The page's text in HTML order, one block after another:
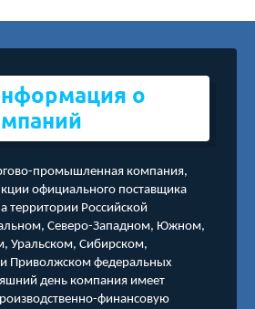
о
промышленная компания,
официального поставщика
территории Российской
Северо-Западном, Южном,
Уральском, Сибирском,
Приволжском федеральных
день компания имеет
финансовую